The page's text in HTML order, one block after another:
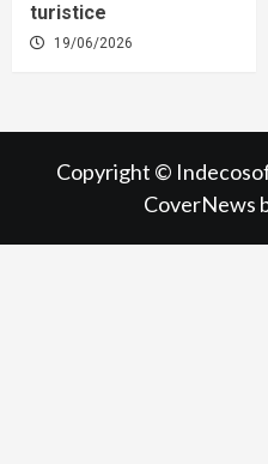
turistice
19/06/2026
Copyright ©
CoverNews